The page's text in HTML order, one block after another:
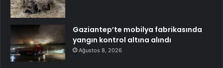
Gaziantep’te mobilya fabrikasında
yangın kontrol altına alındı
Ağustos 8, 2026